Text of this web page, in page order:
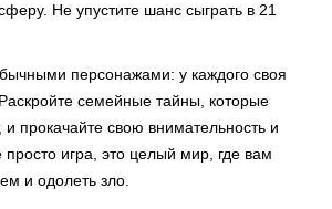
Не упустите шанс сыграть в 21
персонажами: у каждого своя
семейные тайны, которые
и прокачайте свою внимательность и
игра, это целый мир, где вам
и одолеть зло.